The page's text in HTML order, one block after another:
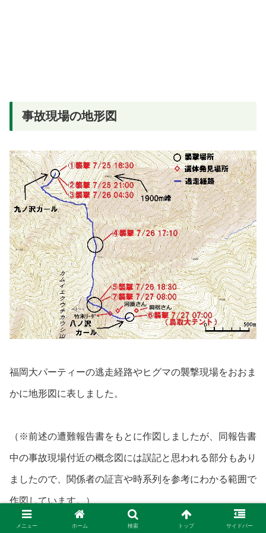
事故現場の地形図
福岡大パーティーの逃走経路やヒグマの襲撃現場をおおま
かに地形図に表しました。
（※前述の遭難報告書をもとに作図しましたが、同報告書
中の事故現場付近の概念図には誤記と思われる部分もあり
ましたので、関係者の証言や時系列を参考にわかる範囲で
作図しています。）
メニュー ホーム 検索 トップ サイドバー